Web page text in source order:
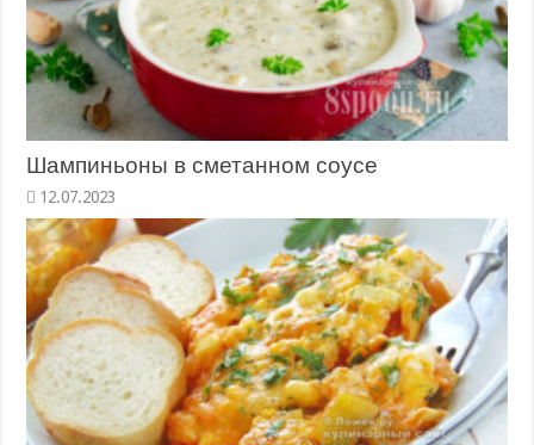
Шампиньоны в сметанном соусе